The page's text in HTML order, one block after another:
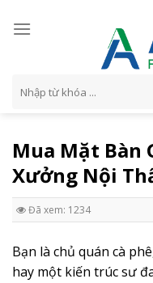
kiếm:
Mua Mặt Bàn
Xưởng Nội
Đã xem: 1234
Bạn là chủ quán cà
hay một kiến trúc sư